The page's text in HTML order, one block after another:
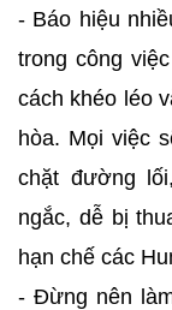
- Báo hiệu
trong công
cách khéo léo
hòa. Mọi việc
chặt đường
ngắc, dễ bị
hạn chế các
- Đừng nên